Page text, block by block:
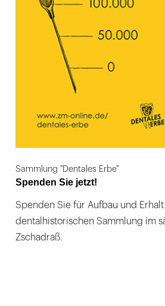
Sammlung "Dentales Erbe"
Spenden Sie jetzt!
Spenden Sie für Aufbau und
dentalhistorischen Sammlung im
Zschadraß.